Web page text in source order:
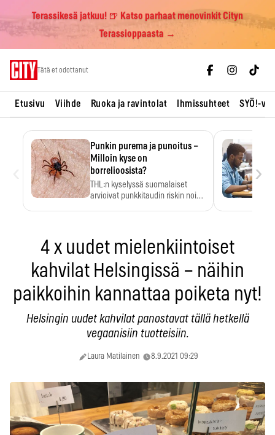
Terassikesä jatkuu! 🍺 Katso parhaat menovinkit Cityn
Terassioppaasta →
Tätä et odottanut
Etusivu Viihde Ruoka ja ravintolat Ihmissuhteet SYÖ!-
Punkin purema ja punoitus –
Milloin kyse on
borrelioosista?
THL:n kyselyssä suomalaiset
arvioivat punkkitaudin riskin noin
›
4 x uudet mielenkiintoiset
kahvilat Helsingissä – näihin
paikkoihin kannattaa poiketa nyt!
Helsingin uudet kahvilat panostavat tällä hetkellä
vegaanisiin tuotteisiin.
Laura Matilainen 8.9.2021 09:29